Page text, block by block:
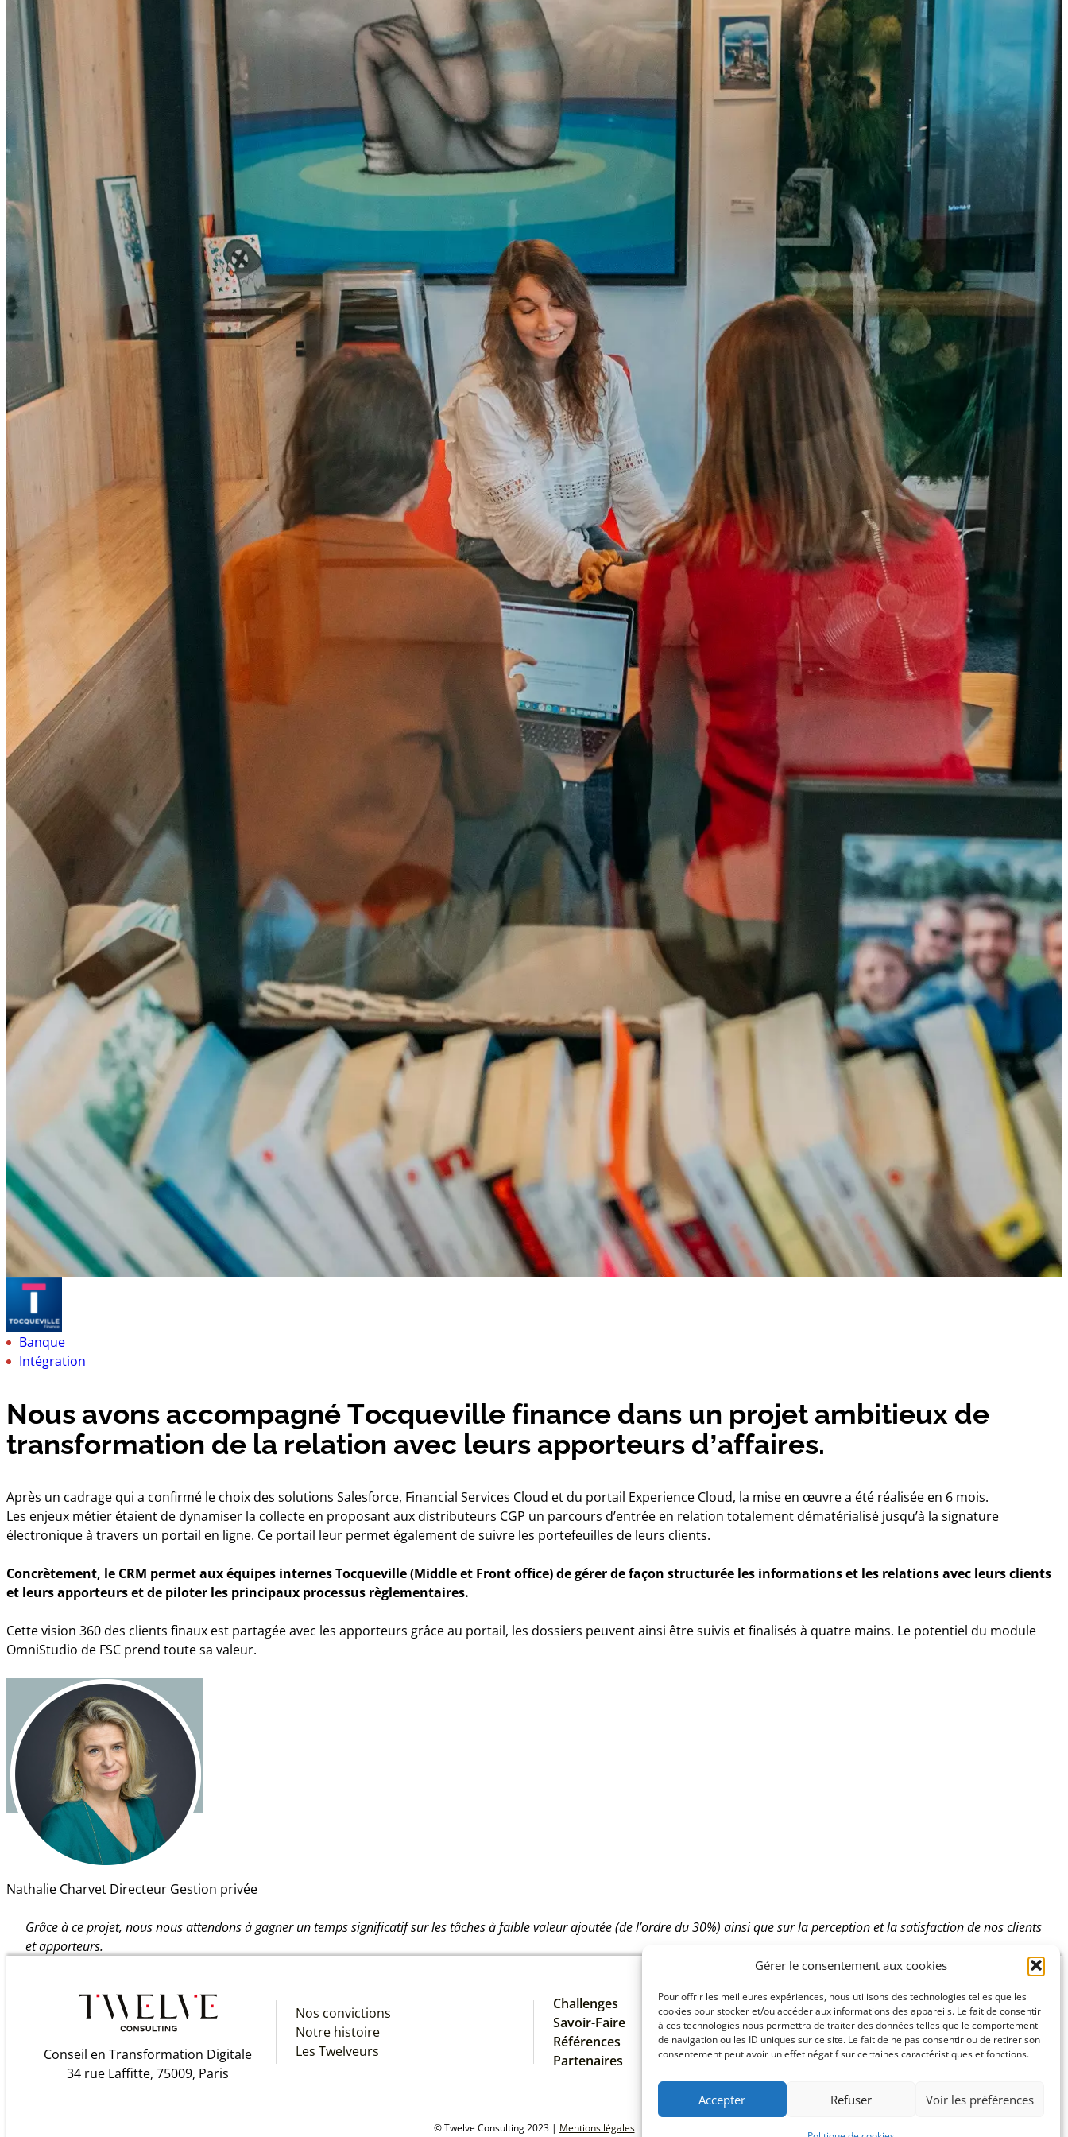
Gérer le consentement aux cookies
Pour offrir les meilleures expériences, nous utilisons des technologies telles que les
cookies pour stocker et/ou accéder aux informations des appareils. Le fait de consentir
à ces technologies nous permettra de traiter des données telles que le comportement
de navigation ou les ID uniques sur ce site. Le fait de ne pas consentir ou de retirer son
consentement peut avoir un effet négatif sur certaines caractéristiques et fonctions.
Accepter Refuser Voir les préférences
Banque
Intégration
Nous avons accompagné Tocqueville finance dans un projet ambitieux de
transformation de la relation avec leurs apporteurs d’affaires.
Après un cadrage qui a confirmé le choix des solutions Salesforce, Financial Services Cloud et du portail Experience Cloud, la mise en œuvre a été réalisée en 6 mois.
Les enjeux métier étaient de dynamiser la collecte en proposant aux distributeurs CGP un parcours d’entrée en relation totalement dématérialisé jusqu’à la signature
électronique à travers un portail en ligne. Ce portail leur permet également de suivre les portefeuilles de leurs clients.
Concrètement, le CRM permet aux équipes internes Tocqueville (Middle et Front office) de gérer de façon structurée les informations et les relations avec leurs clients
et leurs apporteurs et de piloter les principaux processus règlementaires.
Cette vision 360 des clients finaux est partagée avec les apporteurs grâce au portail, les dossiers peuvent ainsi être suivis et finalisés à quatre mains. Le potentiel du module
OmniStudio de FSC prend toute sa valeur.
Nathalie Charvet Directeur Gestion privée
Grâce à ce projet, nous nous attendons à gagner un temps significatif sur les tâches à faible valeur ajoutée (de l’ordre du 30%) ainsi que sur la perception et la satisfaction de nos clients
et apporteurs.
Conseil en Transformation Digitale
34 rue Laffitte, 75009, Paris
Nos convictions
Notre histoire
Les Twelveurs
Challenges
Savoir-Faire
Références
Partenaires
Recrutement
AGIR ENSEMBLE
© Twelve Consulting 2023 | Mentions légales